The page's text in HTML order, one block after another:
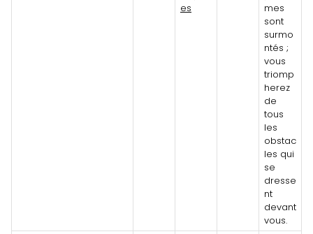
es
mes
sont
surmo
ntés ;
vous
triomp
herez
de
tous
les
obstac
les qui
se
dresse
nt
devant
vous.